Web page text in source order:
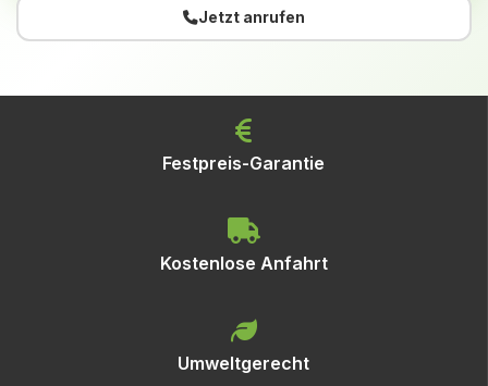
Jetzt anrufen
Festpreis-Garantie
Kostenlose Anfahrt
Umweltgerecht